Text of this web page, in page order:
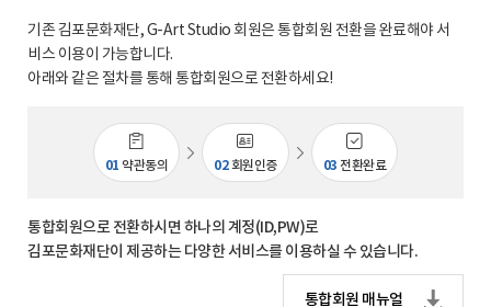
기존 김포문화재단, G-Art Studio 회원은 통합회원 전환을 완료해야 서
비스 이용이 가능합니다.
아래와 같은 절차를 통해 통합회원으로 전환하세요!
01 약관동의 02회원인증 03 전환완료
통합회원으로 전환하시면 하나의 계정(ID,PW)로
김포문화재단이 제공하는 다양한 서비스를 이용하실 수 있습니다.
통합회원 매뉴얼